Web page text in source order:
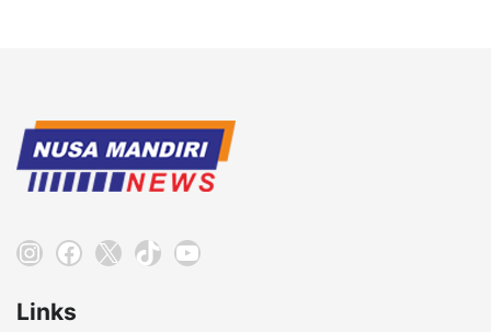
Instagram
Facebook
X TikTokYouTube
Links